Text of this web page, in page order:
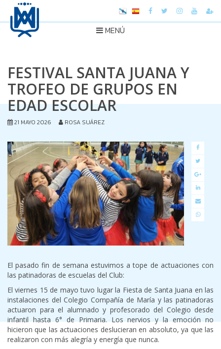
MENÚ
FESTIVAL SANTA JUANA Y
TROFEO DE GRUPOS EN
EDAD ESCOLAR
21 MAYO 2026 ROSA SUÁREZ
El pasado fin de semana estuvimos a tope de actuaciones con
las patinadoras de escuelas del Club:
El viernes 15 de mayo tuvo lugar la Fiesta de Santa Juana en las
instalaciones del Colegio Compañía de María y las patinadoras
actuaron para el alumnado y profesorado del Colegio desde
infantil hasta 6° de Primaria. Los nervios y la emoción no
hicieron que las actuaciones deslucieran en absoluto, ya que las
realizaron con más alegría y energía que nunca.